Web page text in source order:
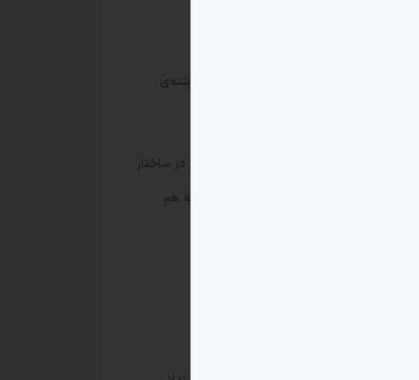
از:
ولادیمیر ناباکوف،
نوشته‌ی
و… .
خلق شد. ضدرمان برخلاف رمان کلاسیک در ساختار
روند منطقی سلسله‌ی حوادث داستان را به هم